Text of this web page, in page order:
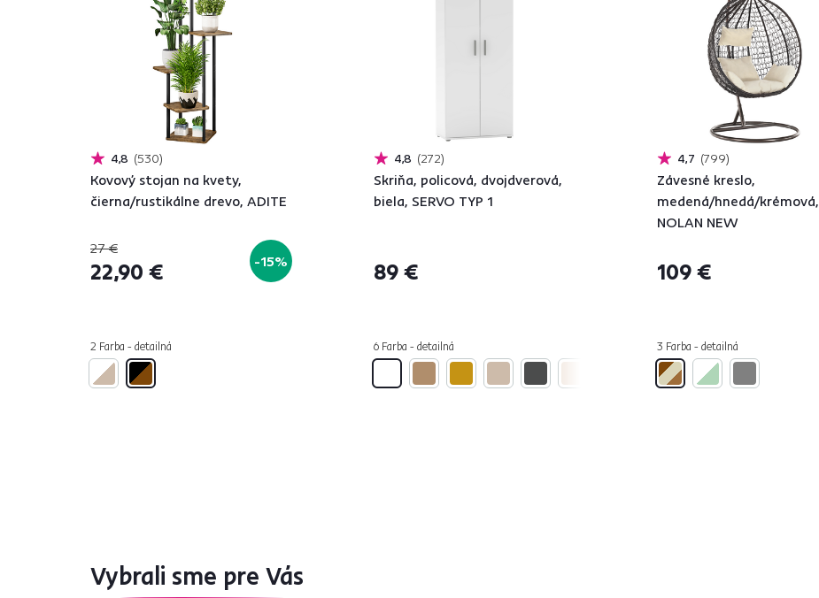
4,8 530
Kovový stojan na kvety,
čierna/rustikálne drevo, ADITE
27 €
22,90 € -15%
2 Farba - detailná
4,8 272
Skriňa, policová, dvojdverová,
biela, SERVO TYP 1
89 €
6 Farba - detailná
4,7 799
Závesné kreslo,
medená/hnedá/krémová,
NOLAN NEW
109 €
3 Farba - detailná
Vybrali sme pre Vás